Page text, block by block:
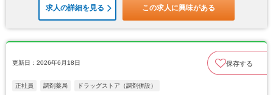
求人の詳細を見る この求人に興味がある
更新日：2026年6月18日 保存する
正社員 調剤薬局 ドラッグストア（調剤併設）